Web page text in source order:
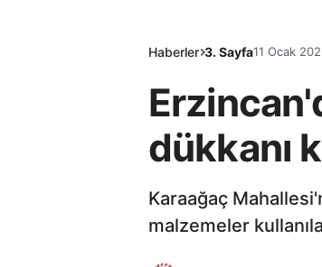
Haberler 3. Sayfa11 Ocak
dükkanı
Karaağaç
malzemeler